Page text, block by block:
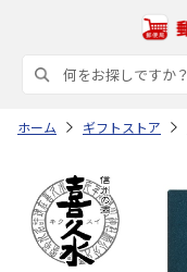
ホーム ギフトストア